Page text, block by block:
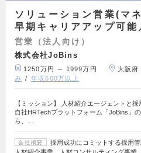
ソリューション営業(マ
早期キャリアアップ可
営業（法人向け）
株式会社JoBins
1250万円 ～ 1999万円 大阪府
み
年収600万以上
【ミッション】 人材紹介エージェントと
自社HRTechプラットフォーム「JoBins」
ら、…
会社概要
採用成功にコミットする採用